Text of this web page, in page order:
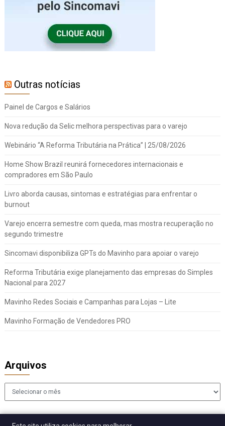
Outras notícias
Painel de Cargos e Salários
Nova redução da Selic melhora perspectivas para o varejo
Webinário “A Reforma Tributária na Prática” | 25/08/2026
Home Show Brazil reunirá fornecedores internacionais e
compradores em São Paulo
Livro aborda causas, sintomas e estratégias para enfrentar o
burnout
Varejo encerra semestre com queda, mas mostra recuperação no
segundo trimestre
Sincomavi disponibiliza GPTs do Mavinho para apoiar o varejo
Reforma Tributária exige planejamento das empresas do Simples
Nacional para 2027
Mavinho Redes Sociais e Campanhas para Lojas – Lite
Mavinho Formação de Vendedores PRO
Arquivos
Arquivos